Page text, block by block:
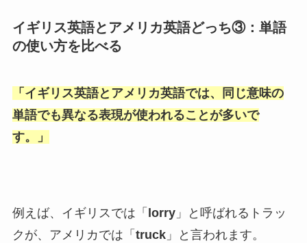
イギリス英語とアメリカ英語どっち③：単語
の使い方を比べる
「 イギリス英語とアメリカ英語では、同じ意味の
単語でも異なる表現が使われることが多いで
す。
」
例えば、イギリスでは「 lorry」と呼ばれるトラッ
クが、アメリカでは「 truck」と言われます。